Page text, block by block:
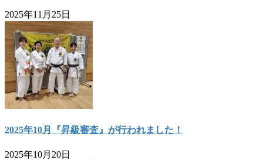
2025年11月25日
2025年10月『昇級審査』が行われました！
2025年10月20日